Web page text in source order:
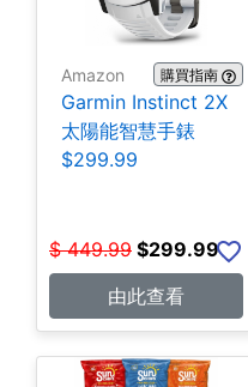
Amazon 購買指南
Garmin Instinct 2X
太陽能智慧手錶
$299.99
$ 449.99 $299.99
由此查看